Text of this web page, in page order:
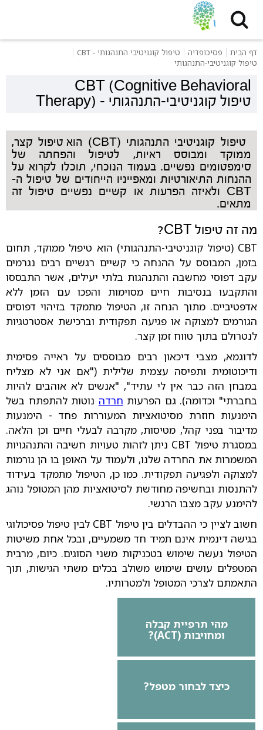
דף הבית פסיכופדיה
טיפול קוגניטיבי התנהגותי - CBT
טיפול קוגניטיבי-התנהגותי
CBT (Cognitive Behavioral
Therapy) - טיפול קוגניטיבי-התנהגותי
טיפול קוגניטיבי התנהגותי (CBT)
הוא טיפול קצר,
ממוקד ומבוסס ראיות, לטיפול והפחתה של
סימפטומים נפשיים. בעמוד הנוכחי, תוכלו לקרוא על
ההנחות התיאורטיות ומאפייניו הייחודים של טיפול ה-
CBT ולאיזה הפרעות או קשיים נפשיים טיפול זה
מתאים.
מה זה טיפול CBT?
CBT (טיפול קוגניטיבי-התנהגותי) הוא טיפול ממוקד, תחום
בזמן, המבוסס על ההנחה כי קשיים רגשיים רבים נגרמים
עקב דפוסי מחשבה והתנהגות בלתי יעילים, אשר התבססו
והתקבעו בנסיבות חיים מסוימות והפכו עם הזמן ללא
אדפטיביים. מתוך הנחה זו, הטיפול מתמקד בזיהוי דפוסים
הגורמים למצוקה או פגיעה תפקודית וברכישת אסטרטגיות
לנטרולם בתוך טווח זמן קצר.
לדוגמא, מצבי דיכאון רבים מבוססים על ראייה פסימית
ודיכוטומית ותפיסה עצמית שלילית ("אם אני לא מצליח
במבחן הזה כבר אין לי עתיד", "אנשים לא אוהבים להיות
בחברתי" וכדומה). גם הפרעות חרדה נוטות להתפתח בשל
הימנעות חוזרת מסיטואציות המעוררות פחד - הימנעות
מדיבור בפני קהל, מטיסות, מקרבה לבעלי חיים וכן הלאה.
במסגרת טיפול CBT ניתן לזהות טעויות חשיבה והתנהגויות
המשמרות את החרדה שלנו, ולעמוד על האופן בו הן גורמות
למצוקה ולפגיעה תפקודית. כמו כן, הטיפול מתמקד בעידוד
להתנסות ובחשיפה מחודשת לסיטואציות מהן המטופל נוהג
להימנע עקב מצבו הרגשי.
חשוב לציין כי ההבדלים בין טיפול CBT לבין טיפול פסיכולוגי
בגישה דינמית אינם תמיד חד משמעיים, ובכל אחת משיטות
הטיפול נעשה שימוש בטכניקות משני הסוגים. כיום, מרבית
המטפלים עושים שימוש משולב בכלים משתי הגישות, תוך
התאמתם לצרכי המטופל ולמטרותיו.
מהי תרפיית קבלה
ומחויבות (ACT)?
כיצד לבחור מטפל?